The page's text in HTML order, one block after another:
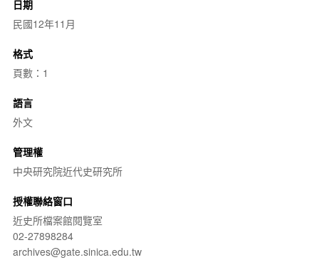
日期
民國12年11月
格式
頁數：1
語言
外文
管理權
中央研究院近代史研究所
授權聯絡窗口
近史所檔案館閱覽室
02-27898284
archives@gate.sinica.edu.tw